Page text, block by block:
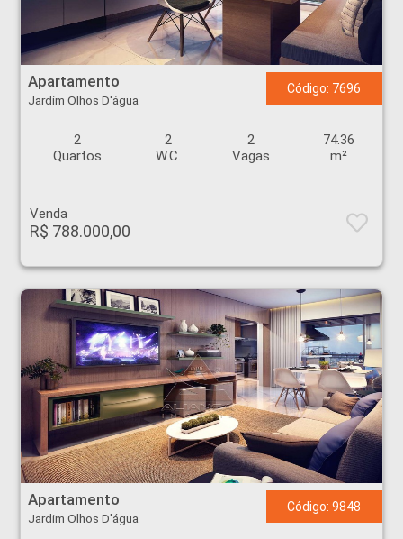
Apartamento - Jardim Olhos D'água - Ribeirão Preto
Apartamento
Jardim Olhos D'água
Código: 7696
2
Quartos
2
W.C.
2
Vagas
74.36
m²
Venda
R$ 788.000,00
Apartamento - Jardim Olhos D'água - Ribeirão Preto
Apartamento
Jardim Olhos D'água
Código: 9848